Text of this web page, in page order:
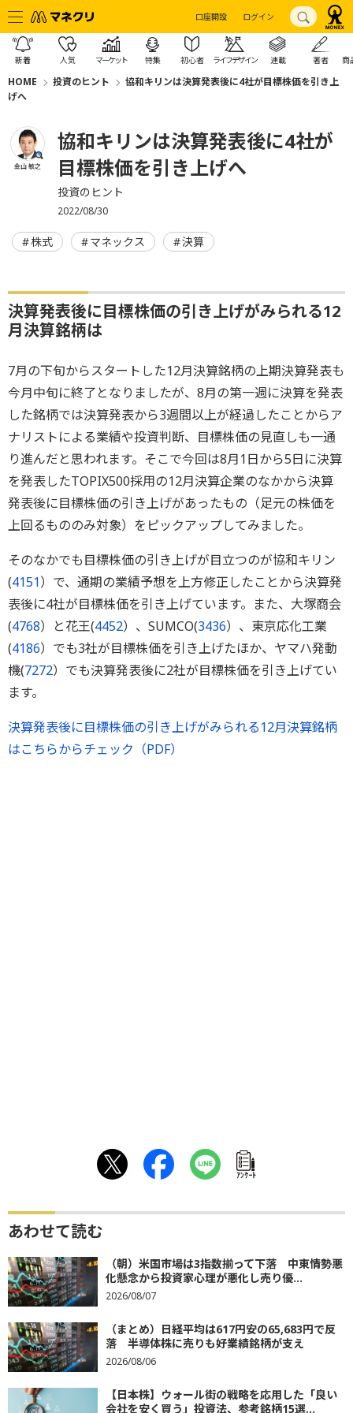
口座開設 ログイン
新着 人気 マーケット 特集 初心者 ライフデザイン 連載 著者 商
HOME 投資のヒント
協和キリンは決算発表後に4社が目標株価を引き上
げへ
金山 敏之
協和キリンは決算発表後に4社が
目標株価を引き上げへ
投資のヒント
2022/08/30
株式 マネックス 決算
決算発表後に目標株価の引き上げがみられる12
月決算銘柄は
7月の下旬からスタートした12月決算銘柄の上期決算発表も
今月中旬に終了となりましたが、8月の第一週に決算を発表
した銘柄では決算発表から3週間以上が経過したことからア
ナリストによる業績や投資判断、目標株価の見直しも一通
り進んだと思われます。そこで今回は8月1日から5日に決算
を発表したTOPIX500採用の12月決算企業のなかから決算
発表後に目標株価の引き上げがあったもの（足元の株価を
上回るもののみ対象）をピックアップしてみました。
そのなかでも目標株価の引き上げが目立つのが協和キリン
(4151）で、通期の業績予想を上方修正したことから決算発
表後に4社が目標株価を引き上げています。また、大塚商会
(4768）と花王(4452）、SUMCO(3436）、東京応化工業
(4186）でも3社が目標株価を引き上げたほか、ヤマハ発動
機(7272）でも決算発表後に2社が目標株価を引き上げてい
ます。
決算発表後に目標株価の引き上げがみられる12月決算銘柄
はこちらからチェック（PDF）
ｱﾝｹｰﾄ
あわせて読む
（朝）米国市場は3指数揃って下落 中東情勢悪
化懸念から投資家心理が悪化し売り優...
2026/08/07
（まとめ）日経平均は617円安の65,683円で反
落 半導体株に売りも好業績銘柄が支え
2026/08/06
【日本株】ウォール街の戦略を応用した「良い
会社を安く買う」投資法、参考銘柄15選...